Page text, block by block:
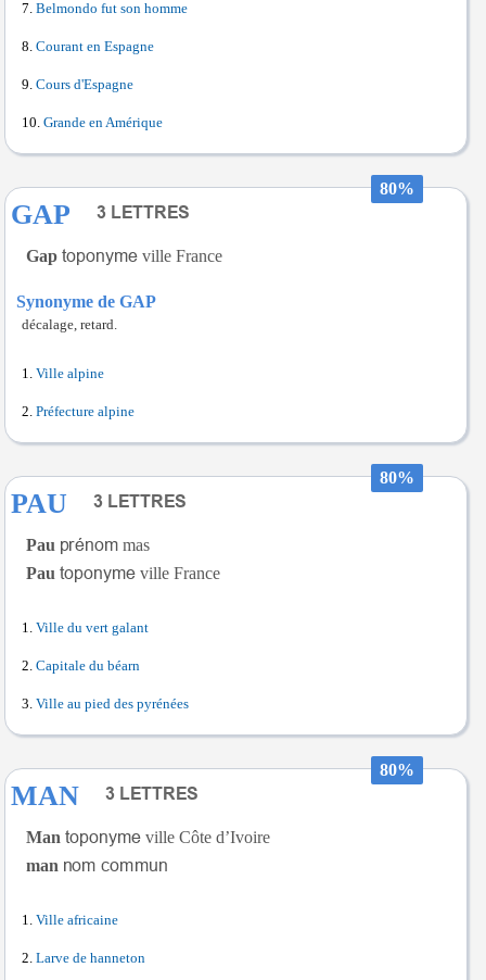
Belmondo fut son homme
Courant en Espagne
Cours d'Espagne
Grande en Amérique
80%
GAP
Gap ville France
Synonyme de GAP
décalage, retard.
Ville alpine
Préfecture alpine
80%
PAU
Pau
mas
Pau
ville France
Ville du vert galant
Capitale du béarn
Ville au pied des pyrénées
80%
MAN
Man
ville Côte d’Ivoire
man
Ville africaine
Larve de hanneton